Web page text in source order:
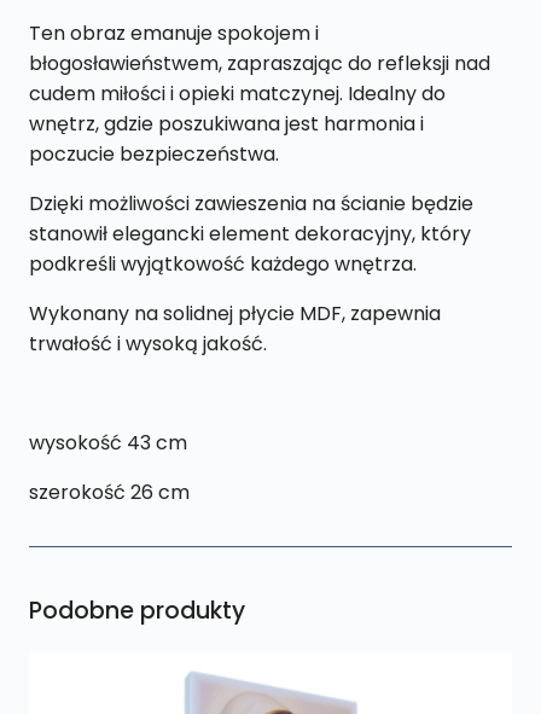
Ten obraz emanuje spokojem i
błogosławieństwem, zapraszając do refleksji nad
cudem miłości i opieki matczynej. Idealny do
wnętrz, gdzie poszukiwana jest harmonia i
poczucie bezpieczeństwa.
Dzięki możliwości zawieszenia na ścianie będzie
stanowił elegancki element dekoracyjny, który
podkreśli wyjątkowość każdego wnętrza.
Wykonany na solidnej płycie MDF, zapewnia
trwałość i wysoką jakość.
wysokość 43 cm
szerokość 26 cm
Podobne produkty